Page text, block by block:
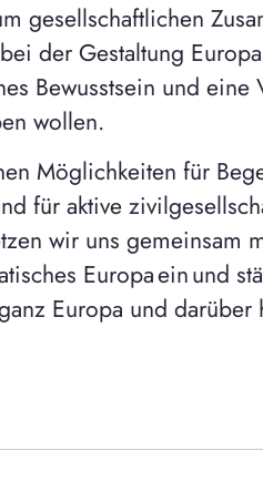
gesellschaftlichen
der Gestaltung
Bewusstsein und eine
wollen.
Möglichkeiten für
für aktive
wir uns gemeinsam
Europa ein und
Europa und darüber